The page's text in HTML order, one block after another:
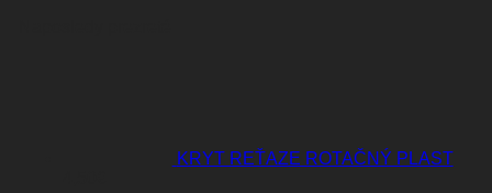
KRYT REŤAZE ROTAČNÝ PLAST